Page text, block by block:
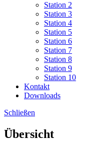
Station 2
Station 3
Station 4
Station 5
Station 6
Station 7
Station 8
Station 9
Station 10
Kontakt
Downloads
Schließen
Übersicht